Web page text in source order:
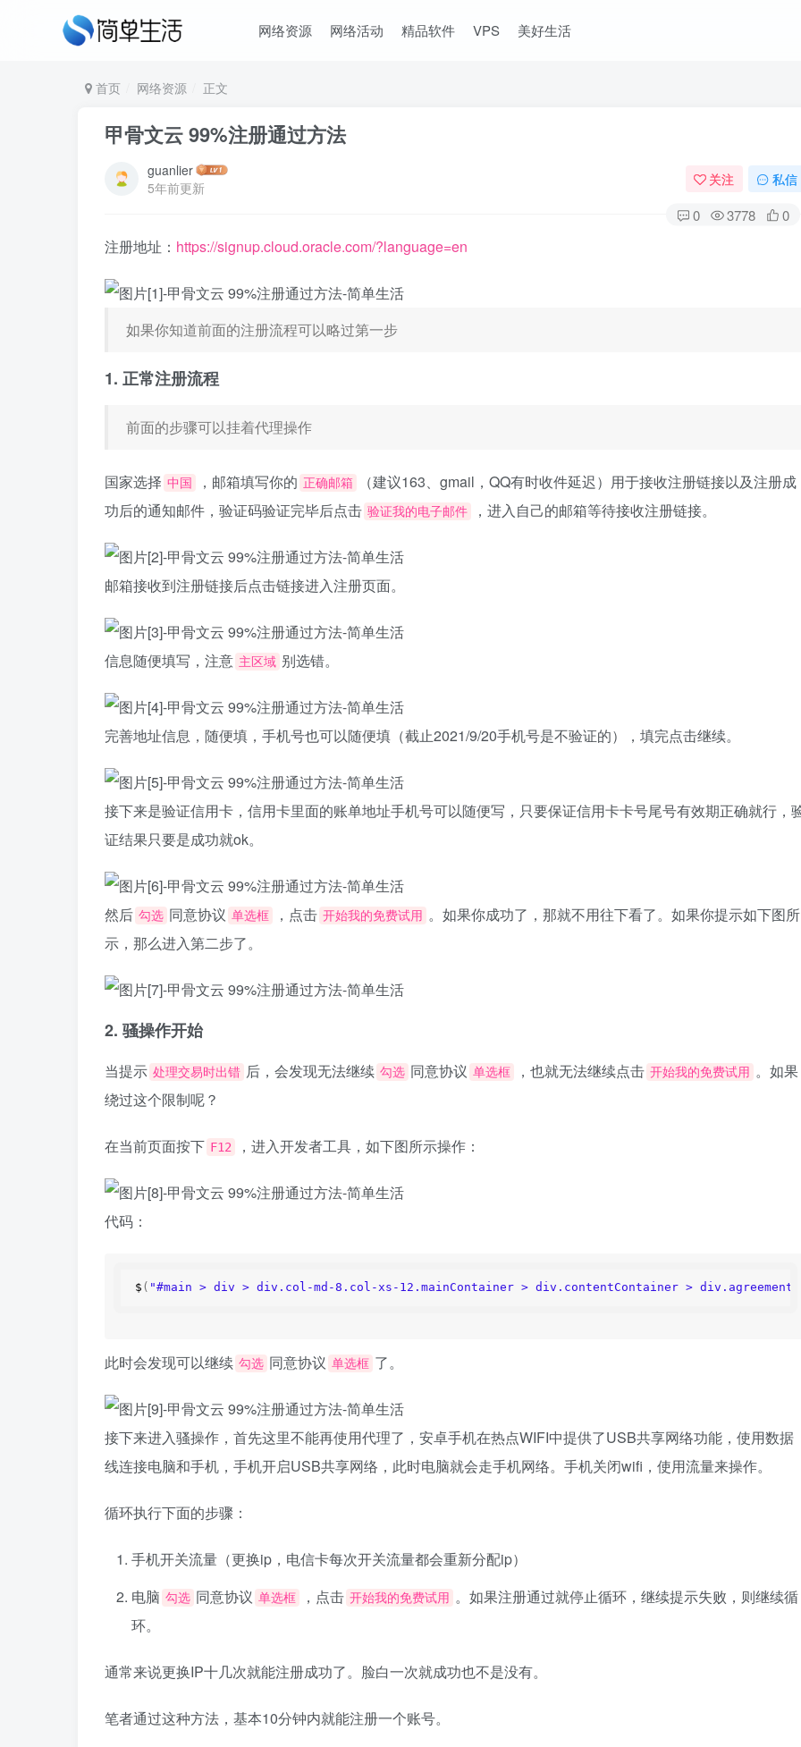
网络资源 网络活动 精品软件 VPS 美好生活
首页 网络资源 正文
甲骨文云 99%注册通过方法
guanlier
5年前更新
关注 私信
0 3778 0
注册地址： https://signup.cloud.oracle.com/?language=en
如果你知道前面的注册流程可以略过第一步
1. 正常注册流程
前面的步骤可以挂着代理操作
国家选择 中国 ，邮箱填写你的 正确邮箱
（建议163、gmail，QQ有时收件延迟）用于接收注册链接以及注册成
功后的通知邮件，验证码验证完毕后点击 验证我的电子邮件 ，进入自己的邮箱等待接收注册链接。
邮箱接收到注册链接后点击链接进入注册页面。
信息随便填写，注意 主区域 别选错。
完善地址信息，随便填，手机号也可以随便填（截止2021/9/20手机号是不验证的），填完点击继续。
接下来是验证信用卡，信用卡里面的账单地址手机号可以随便写，只要保证信用卡卡号尾号有效期正确就行，
证结果只要是成功就ok。
然后 勾选 同意协议 单选框 ，点击 开始我的免费试用 。如果你成功了，那就不用往下看了。如果你提示如下图所
示，那么进入第二步了。
2. 骚操作开始
当提示 处理交易时出错 后，会发现无法继续 勾选 同意协议 单选框 ，也就无法继续点击 开始我的免费试用 。如果
绕过这个限制呢？
在当前页面按下 F12 ，进入开发者工具，如下图所示操作：
代码：
$ ( "#main > div > div.col-md-8.col-xs-12.mainContainer > div.contentContainer >
此时会发现可以继续 勾选 同意协议 单选框 了。
接下来进入骚操作，首先这里不能再使用代理了，安卓手机在热点WIFI中提供了USB共享网络功能，使用数据
线连接电脑和手机，手机开启USB共享网络，此时电脑就会走手机网络。手机关闭wifi，使用流量来操作。
循环执行下面的步骤：
手机开关流量（更换ip，电信卡每次开关流量都会重新分配ip）
电脑 勾选 同意协议 单选框 ，点击 开始我的免费试用 。如果注册通过就停止循环，继续提示失败，则继续循
环。
通常来说更换IP十几次就能注册成功了。脸白一次就成功也不是没有。
笔者通过这种方法，基本10分钟内就能注册一个账号。